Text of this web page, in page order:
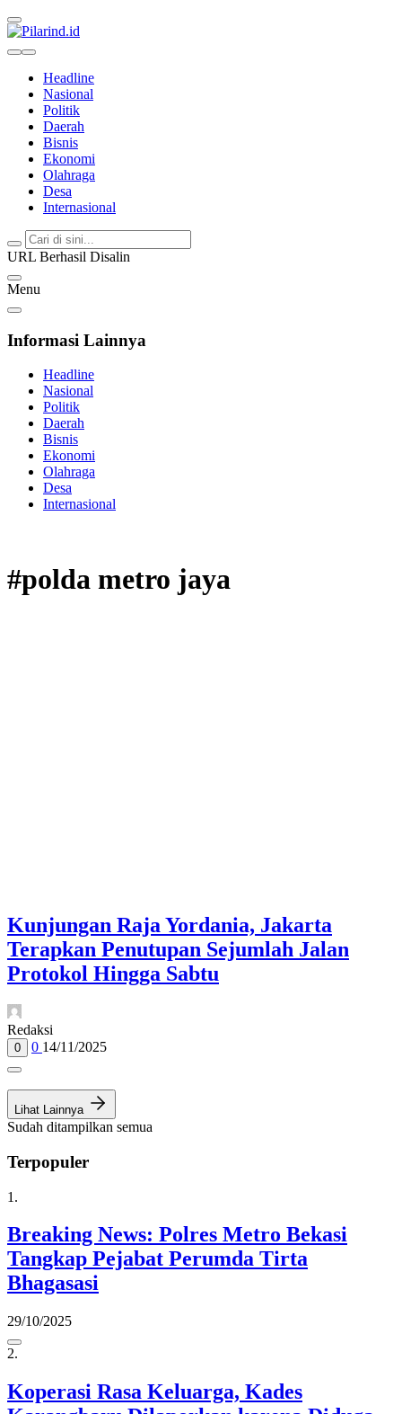
Headline
Nasional
Politik
Daerah
Bisnis
Ekonomi
Olahraga
Desa
Internasional
URL Berhasil Disalin
Menu
Informasi Lainnya
Headline
Nasional
Politik
Daerah
Bisnis
Ekonomi
Olahraga
Desa
Internasional
#polda metro jaya
Kunjungan Raja Yordania, Jakarta
Terapkan Penutupan Sejumlah Jalan
Protokol Hingga Sabtu
Redaksi
0 0 14/11/2025
Lihat Lainnya
Sudah ditampilkan semua
Terpopuler
1.
Breaking News: Polres Metro Bekasi
Tangkap Pejabat Perumda Tirta
Bhagasasi
29/10/2025
2.
Koperasi Rasa Keluarga, Kades